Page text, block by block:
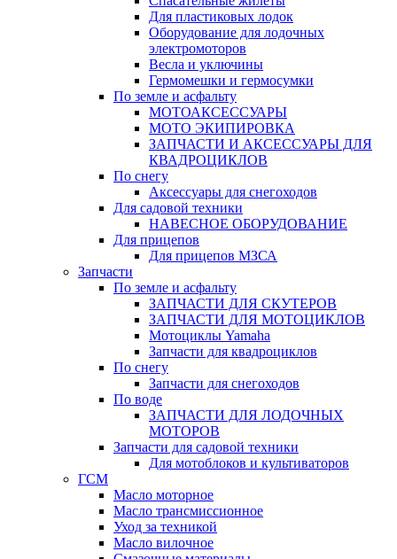
Для пластиковых лодок
Оборудование для лодочных
электромоторов
Весла и уключины
Гермомешки и гермосумки
По земле и асфальту
МОТОАКСЕССУАРЫ
МОТО ЭКИПИРОВКА
ЗАПЧАСТИ И АКСЕССУАРЫ ДЛЯ
КВАДРОЦИКЛОВ
По снегу
Аксессуары для снегоходов
Для садовой техники
НАВЕСНОЕ ОБОРУДОВАНИЕ
Для прицепов
Для прицепов МЗСА
Запчасти
По земле и асфальту
ЗАПЧАСТИ ДЛЯ СКУТЕРОВ
ЗАПЧАСТИ ДЛЯ МОТОЦИКЛОВ
Мотоциклы Yamaha
Запчасти для квадроциклов
По снегу
Запчасти для снегоходов
По воде
ЗАПЧАСТИ ДЛЯ ЛОДОЧНЫХ
МОТОРОВ
Запчасти для садовой техники
Для мотоблоков и культиваторов
ГСМ
Масло моторное
Масло трансмиссионное
Уход за техникой
Масло вилочное